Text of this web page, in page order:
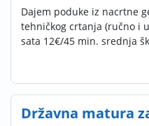
Dajem poduke iz nacrtne
tehničkog crtanja (ručno i
sata 12€/45 min. srednja
Državna matura